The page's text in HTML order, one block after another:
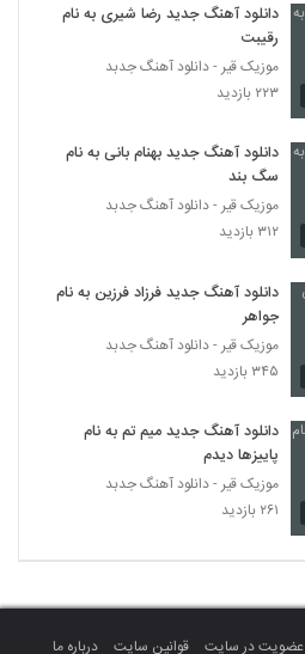
آهنگ امید طالبی دلتنگی
کیا آهنگ آغوش
آهنگ سرت گرمه (رمیکس) از سهیل
به همراه متن ترانه
علی صدر بنام جغد شب
آهنگ دیوونه از معین ابوالحسنی
حمیدی آهنگ بگو میمونی
دانلود آهنگ جدید رضا شیری به نام
رقیبت
موزیک قیر - دانلود آهنگ جدبد
۲۲۳ بازدید
دانلود آهنگ جدید بهنام بانی به نام
سگ بند
موزیک قیر - دانلود آهنگ جدبد
۳۱۲ بازدید
دانلود آهنگ جدید فرزاد فرزین به نام
جواهر
موزیک قیر - دانلود آهنگ جدبد
۳۴۵ بازدید
دانلود آهنگ جدید میم تم به نام
پاییزها دیدم
موزیک قیر - دانلود آهنگ جدبد
۲۶۱ بازدید
عضویت در سایت قوانین سایت درباره ما